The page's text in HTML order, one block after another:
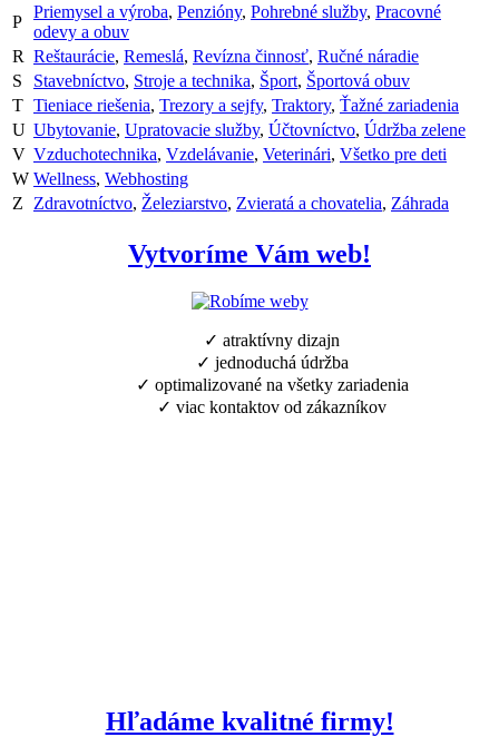
P
Priemysel a výroba, Penzióny, Pohrebné služby, Pracovné
odevy a obuv
R Reštaurácie, Remeslá, Revízna činnosť, Ručné náradie
S
Stavebníctvo, Stroje a technika, Šport, Športová obuv
T Tieniace riešenia, Trezory a sejfy, Traktory, Ťažné zariadenia
U Ubytovanie, Upratovacie služby, Účtovníctvo, Údržba zelene
V Vzduchotechnika, Vzdelávanie, Veterinári, Všetko pre deti
W Wellness, Webhosting
Z
Zdravotníctvo, Železiarstvo, Zvieratá a chovatelia, Záhrada
Vytvoríme Vám web!
✓ atraktívny dizajn
✓ jednoduchá údržba
✓ optimalizované na všetky zariadenia
✓ viac kontaktov od zákazníkov
Hľadáme kvalitné firmy!